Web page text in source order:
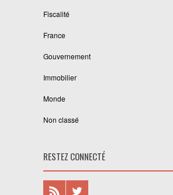
Fiscalité
France
Gouvernement
Immobilier
Monde
Non classé
RESTEZ CONNECTÉ